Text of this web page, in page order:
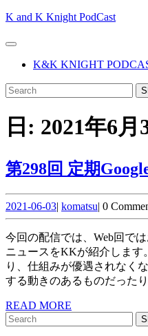
Skip
content
K and K Knight PodCast
Open
ButtonK&K KNIGHT
CLOSE
BUTTON
Search
for:
日: 2021年6月
第298回 定期
2021-06-032021-
06-
03
| komatsukomatsu
| 0
今回の配信では、Web回ではおなじみのGoogle関連の最近の
ニュースをKKが紹介します
り、仕組みが優遇されなく
する動きのあるものだった
READ MORE
Search
for: